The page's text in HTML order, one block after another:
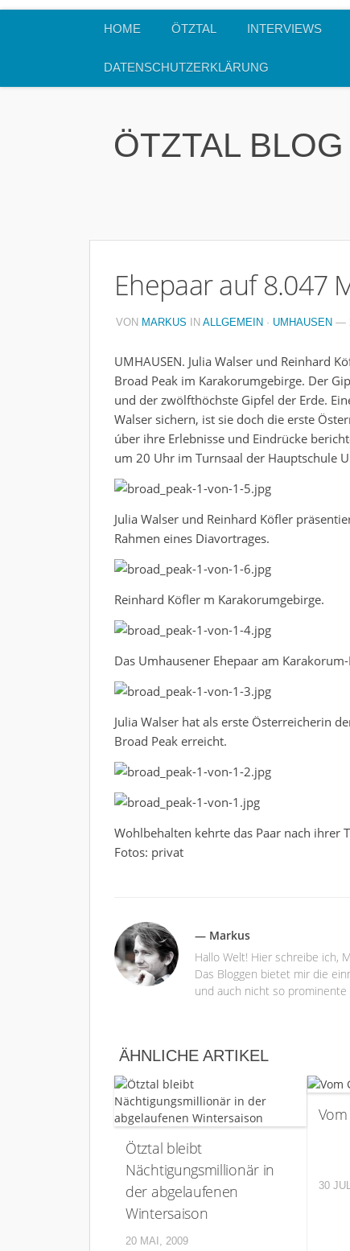
HOME ÖTZTAL INTERVIEWS
DATENSCHUTZERKLÄRUNG
ÖTZTAL BLOG
Ehepaar auf 8.047
VON MARKUS IN ALLGEMEIN · UMHAUSEN —
UMHAUSEN. Julia Walser und Reinhard
Broad Peak im Karakorumgebirge. Der
und der zwölfthöchste Gipfel der Erde.
Walser sichern, ist sie doch die erste
úber ihre Erlebnisse und Eindrücke
um 20 Uhr im Turnsaal der Hauptschule
Julia Walser und Reinhard Köfler
Rahmen eines Diavortrages.
Reinhard Köfler m Karakorumgebirge.
Das Umhausener Ehepaar am
Julia Walser hat als erste Österreicherin
Broad Peak erreicht.
Wohlbehalten kehrte das Paar nach ihrer
Fotos: privat
— Markus
Hallo Welt! Hier schreibe ich,
Das Bloggen bietet mir die
und auch nicht so
ÄHNLICHE ARTIKEL
Ötztal bleibt
Nächtigungsmillionär in
der abgelaufenen
Wintersaison
20 MAI, 2009
30